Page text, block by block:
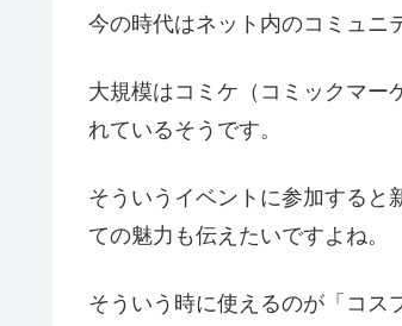
今の時代はネット内のコミュニ
大規模はコミケ（コミックマー
れているそうです。
そういうイベントに参加すると
ての魅力も伝えたいですよね。
そういう時に使えるのが「コス